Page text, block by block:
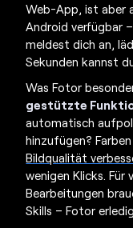
Web-App, ist aber
Android verfügbar
meldest dich an,
Sekunden kannst
Was Fotor
gestützte
automatisch
hinzufügen?
Bildqualität
wenigen Klicks.
Bearbeitungen
Skills – Fotor